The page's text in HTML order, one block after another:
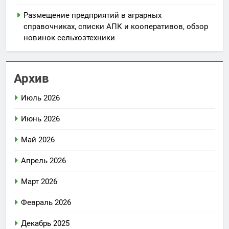
Размещение предприятий в аграрных
справочниках, списки АПК и кооперативов, обзор
новинок сельхозтехники
Архив
Июль 2026
Июнь 2026
Май 2026
Апрель 2026
Март 2026
Февраль 2026
Декабрь 2025